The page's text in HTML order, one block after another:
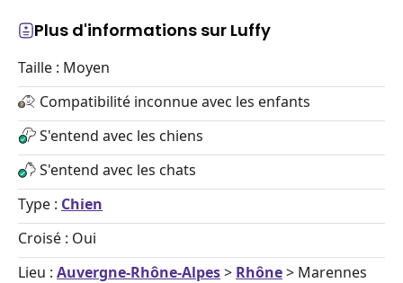
Plus d'informations sur Luffy
Taille : Moyen
Compatibilité inconnue avec les enfants
S'entend avec les chiens
S'entend avec les chats
Type : Chien
Croisé : Oui
Lieu : Auvergne-Rhône-Alpes> Rhône> Marennes